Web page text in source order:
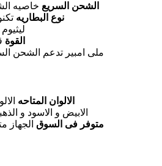
الشحن السريع خاصيه
نوع البطاريه
القوة
3000 ملى امبير تدعم الشحن
الالوان المتاحه
الابيض و الاسود و
متوفر فى السوق الجهاز